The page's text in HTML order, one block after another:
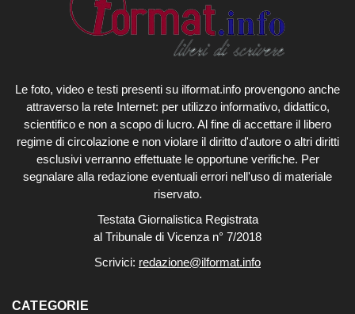
Le foto, video e testi presenti su ilformat.info provengono anche
attraverso la rete Internet: per utilizzo informativo, didattico,
scientifico e non a scopo di lucro. Al fine di accettare il libero
regime di circolazione e non violare il diritto d'autore o altri diritti
esclusivi verranno effettuate le opportune verifiche. Per
segnalare alla redazione eventuali errori nell'uso di materiale
riservato.
Testata Giornalistica Registrata
al Tribunale di Vicenza n° 7/2018
Scrivici: redazione@ilformat.info
CATEGORIE